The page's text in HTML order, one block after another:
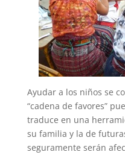
Ayudar a los niños se
“cadena de favores”
traduce en una
su familia y la de
seguramente serán